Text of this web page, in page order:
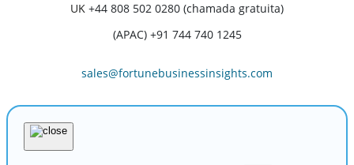
UK +44 808 502 0280 (chamada gratuita)
(APAC) +91 744 740 1245
sales@fortunebusinessinsights.com